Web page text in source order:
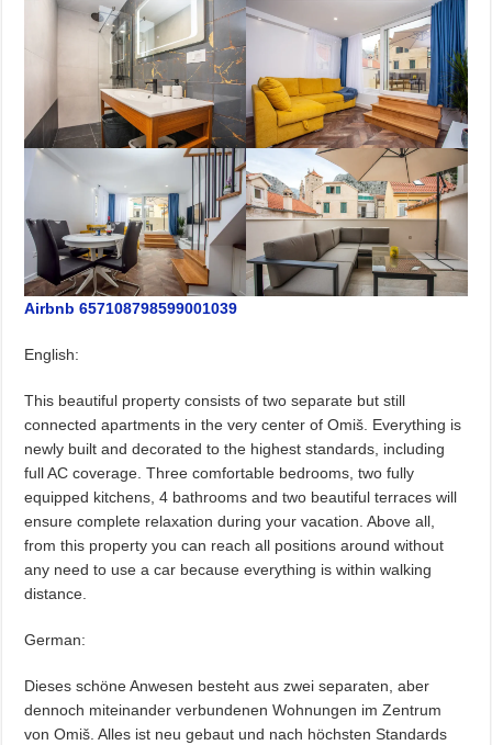
Airbnb 657108798599001039
English:
This beautiful property consists of two separate but still
connected apartments in the very center of Omiš. Everything is
newly built and decorated to the highest standards, including
full AC coverage. Three comfortable bedrooms, two fully
equipped kitchens, 4 bathrooms and two beautiful terraces will
ensure complete relaxation during your vacation. Above all,
from this property you can reach all positions around without
any need to use a car because everything is within walking
distance.
German:
Dieses schöne Anwesen besteht aus zwei separaten, aber
dennoch miteinander verbundenen Wohnungen im Zentrum
von Omiš. Alles ist neu gebaut und nach höchsten Standards